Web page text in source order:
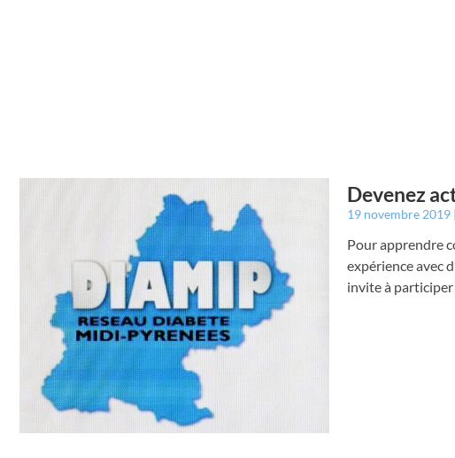
Devenez
19 novembre 2019
Pour apprendre
expérience avec
invite à